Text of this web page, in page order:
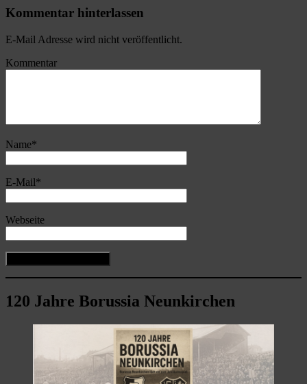
Kommentar hinterlassen
E-Mail Adresse wird nicht veröffentlicht.
Kommentar
Name*
E-Mail*
Webseite
120 Jahre Borussia Neunkirchen